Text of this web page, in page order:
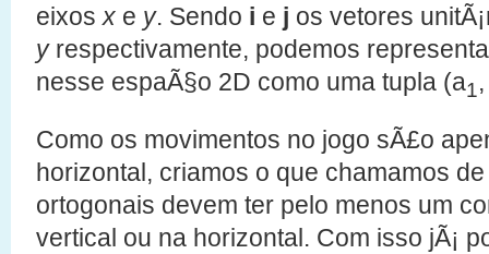
eixos x e y. Sendo i e j os vetores
yrespectivamente, podemos
nesse espaÃ§o 2D como uma tupla (a1
Como os movimentos no jogo sÃ£o
horizontal, criamos o que chamamos
ortogonais devem ter pelo menos um
vertical ou na horizontal. Com isso jÃ¡